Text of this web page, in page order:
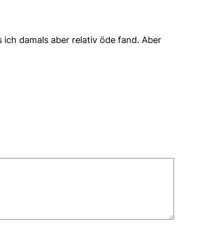
damals aber relativ öde fand. Aber